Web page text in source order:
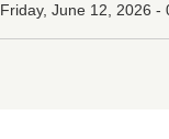
Friday, June 12, 2026 -